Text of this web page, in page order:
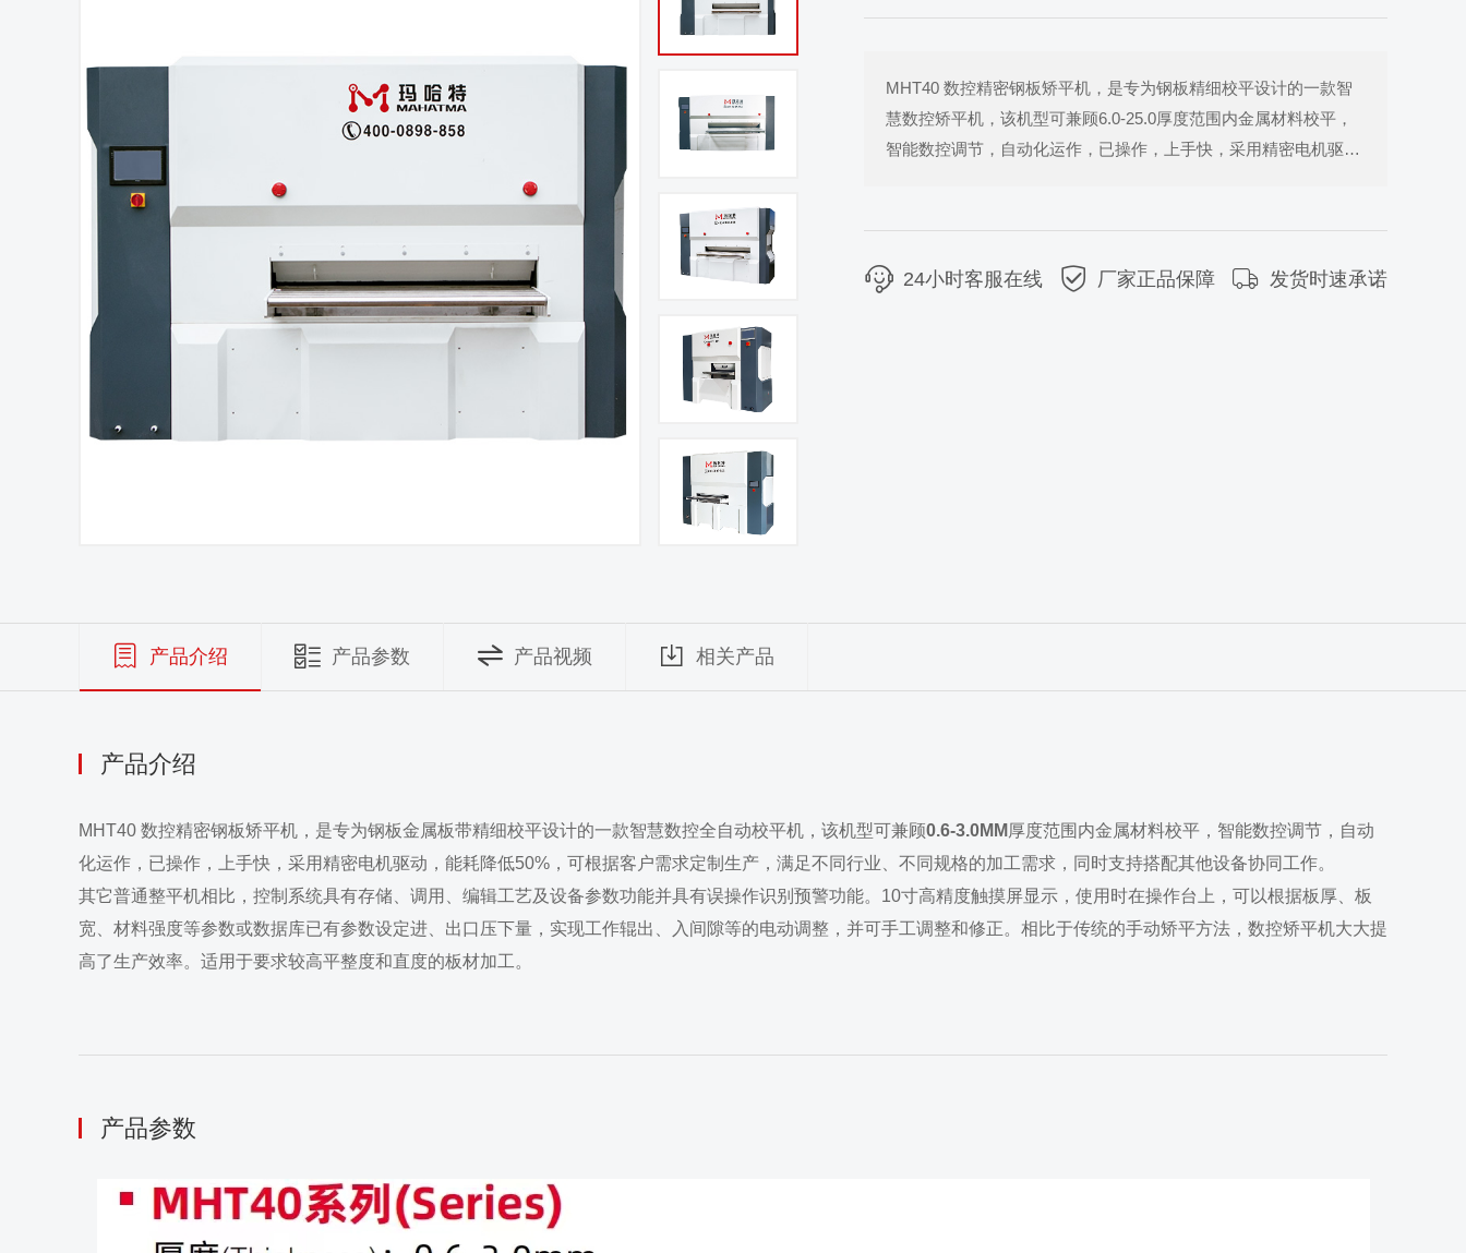
MHT40 数控精密钢板矫平机，是专为钢板精细校平设计的一款智
慧数控矫平机，该机型可兼顾6.0-25.0厚度范围内金属材料校平，
智能数控调节，自动化运作，已操作，上手快，采用精密电机驱
24小时客服在线 厂家正品保障 发货时速承诺
产品介绍 产品参数 产品视频 相关产品
产品介绍
MHT40 数控精密钢板矫平机，是专为钢板金属板带精细校平设计的一款智慧数控全自动校平机，该机型可兼顾0.6-3.0MM 厚度范围内金属材料校平，智能数控调节，自动
化运作，已操作，上手快，采用精密电机驱动，能耗降低50%，可根据客户需求定制生产，满足不同行业、不同规格的加工需求，同时支持搭配其他设备协同工作。
其它普通整平机相比，控制系统具有存储、调用、编辑工艺及设备参数功能并具有误操作识别预警功能。10寸高精度触摸屏显示，使用时在操作台上，可以根据板厚、板
宽、材料强度等参数或数据库已有参数设定进、出口压下量，实现工作辊出、入间隙等的电动调整，并可手工调整和修正。相比于传统的手动矫平方法，数控矫平机大大提
高了生产效率。适用于要求较高平整度和直度的板材加工。
产品参数